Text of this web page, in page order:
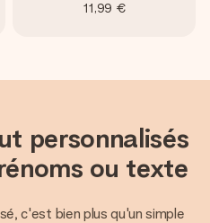
11,99 €
personnalisés
ou texte
c'est bien plus qu'un simple